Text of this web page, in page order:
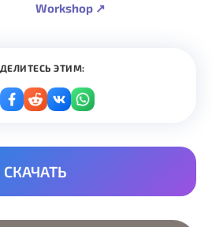
Workshop ↗
ЭТИМ:
СКАЧАТЬ